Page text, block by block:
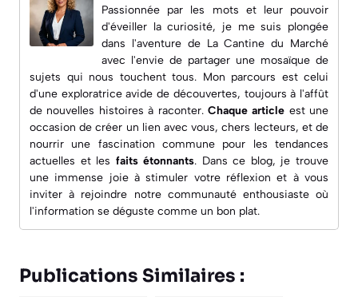
Passionnée par les mots et leur pouvoir
d'éveiller la curiosité, je me suis plongée
dans l'aventure de La Cantine du Marché
avec l'envie de partager une mosaïque de
sujets qui nous touchent tous. Mon parcours est celui
d'une exploratrice avide de découvertes, toujours à l'affût
de nouvelles histoires à raconter. Chaque article est une
occasion de créer un lien avec vous, chers lecteurs, et de
nourrir une fascination commune pour les tendances
actuelles et les faits étonnants. Dans ce blog, je trouve
une immense joie àstimuler votre réflexion et à vous
inviter à rejoindre notre communauté enthousiaste où
l'information se déguste comme un bon plat.
Publications Similaires :